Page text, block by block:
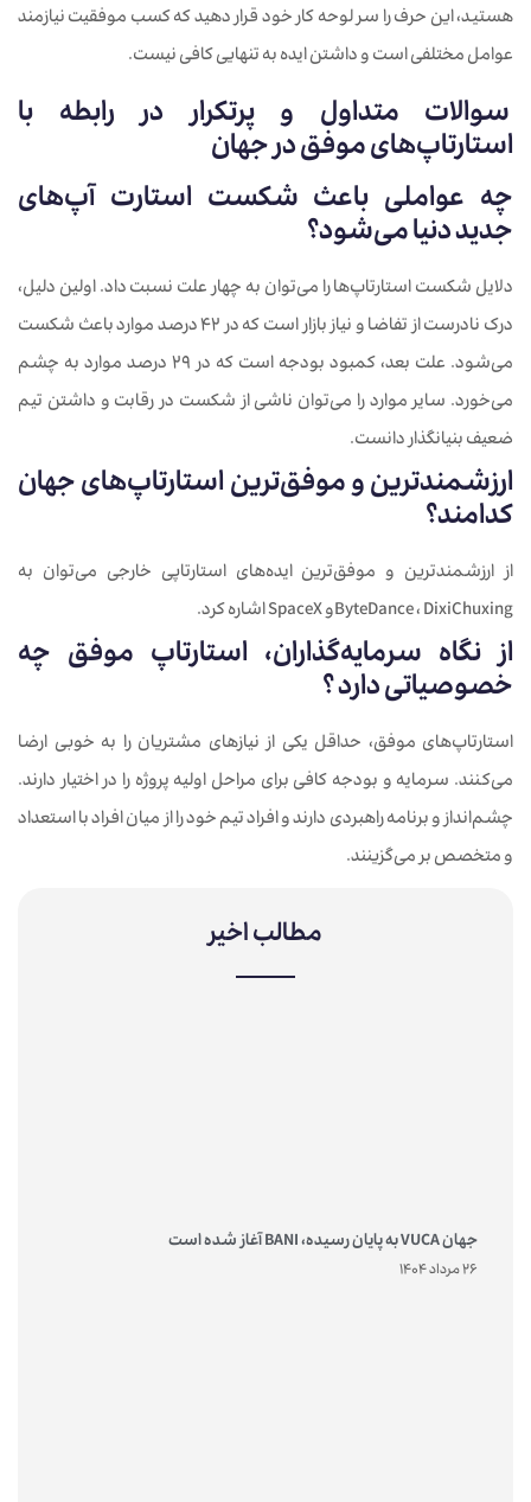
مطالب اخیر
جهان VUCA به پایان رسیده، BANI آغاز شده است
26 مرداد 1404
هستید، این حرف را سر لوحه کار خود قرار دهید که کسب موفقیت نیازمند
عوامل مختلفی است و داشتن ایده به تنهایی کافی نیست.
سوالات متداول و پرتکرار در رابطه با
استارتاپ‌های موفقدر جهان
چه عواملی باعث شکست استارت آپ‌های
جدید دنیا می‌شود؟
دلایل شکست استارتاپ‌ها را می‌توان به چهار علت نسبت داد. اولین دلیل،
درک نادرست از تفاضا و نیاز بازار است که در 42 درصد موارد باعث شکست
می‌شود. علت بعد، کمبود بودجه است که در 29 درصد موارد به چشم
می‌خورد. سایر موارد را می‌توان ناشی از شکست در رقابت و داشتن تیم
ضعیف بنیانگذار دانست.
ارزشمندترین و موفق‌ترین استارتاپ‌های جهان
کدامند؟
از ارزشمندترین و موفق‌ترین ایده‌های استارتاپی خارجی می‌توان به
ByteDance ، DixiChuxingو SpaceX اشاره کرد.
از نگاه سرمایه‌گذاران، استارتاپ موفق چه
خصوصیاتی دارد ؟
استارتاپ‌های موفق، حداقل یکی از نیازهای مشتریان را به خوبی ارضا
می‌کنند. سرمایه و بودجه کافی برای مراحل اولیه پروژه را در اختیار دارند.
چشم‌انداز و برنامه راهبردی دارند و افراد تیم خود را از میان افراد با استعداد
و متخصص بر می‌گزینند.